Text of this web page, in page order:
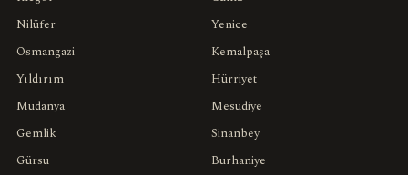
Nilüfer
Osmangazi
Yıldırım
Mudanya
Gemlik
Gürsu
Yenice
Kemalpaşa
Hürriyet
Mesudiye
Sinanbey
Burhaniye